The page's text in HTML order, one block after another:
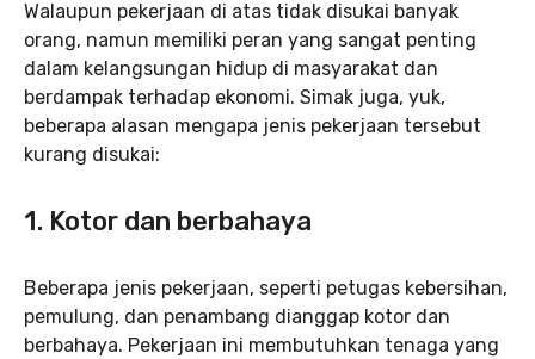
Walaupun pekerjaan di atas tidak disukai banyak
orang, namun memiliki peran yang sangat penting
dalam kelangsungan hidup di masyarakat dan
berdampak terhadap ekonomi. Simak juga, yuk,
beberapa alasan mengapa jenis pekerjaan tersebut
kurang disukai:
1. Kotor dan berbahaya
Beberapa jenis pekerjaan, seperti petugas kebersihan,
pemulung, dan penambang dianggap kotor dan
berbahaya. Pekerjaan ini membutuhkan tenaga yang